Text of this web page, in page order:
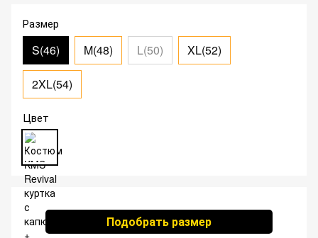
Размер
S(46) M(48) L(50) XL(52)
2XL(54)
Цвет
Подобрать размер